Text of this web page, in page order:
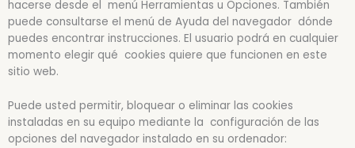
hacerse desde el menú Herramientas u Opciones. También
puede consultarse el menú de Ayuda del navegador dónde
puedes encontrar instrucciones. El usuario podrá en cualquier
momento elegir qué cookies quiere que funcionen en este
sitio web.
Puede usted permitir, bloquear o eliminar las cookies
instaladas en su equipo mediante la configuración de las
opciones del navegador instalado en su ordenador: